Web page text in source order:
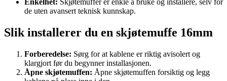
Enkelhet: Skjøtemuffer er enkle å bruke og installere, selv for
de uten avansert teknisk kunnskap.
Slik installerer du en skjøtemuffe 16mm
Forberedelse: Sørg for at kablene er riktig avisolert og
klargjort før du begynner installasjonen.
Åpne skjøtemuffen: Åpne skjøtemuffen forsiktig og legg